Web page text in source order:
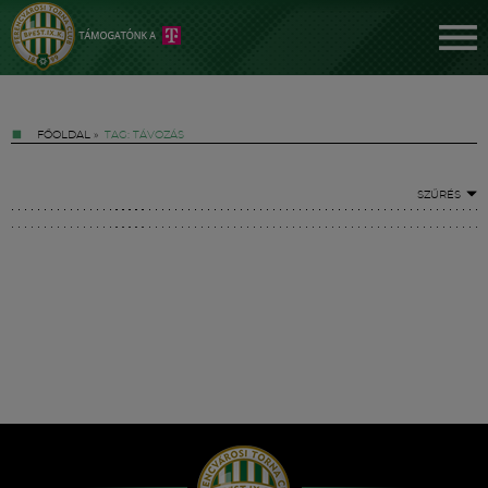
FŐOLDAL » TAG: TÁVOZÁS
SZŰRÉS
Hírek